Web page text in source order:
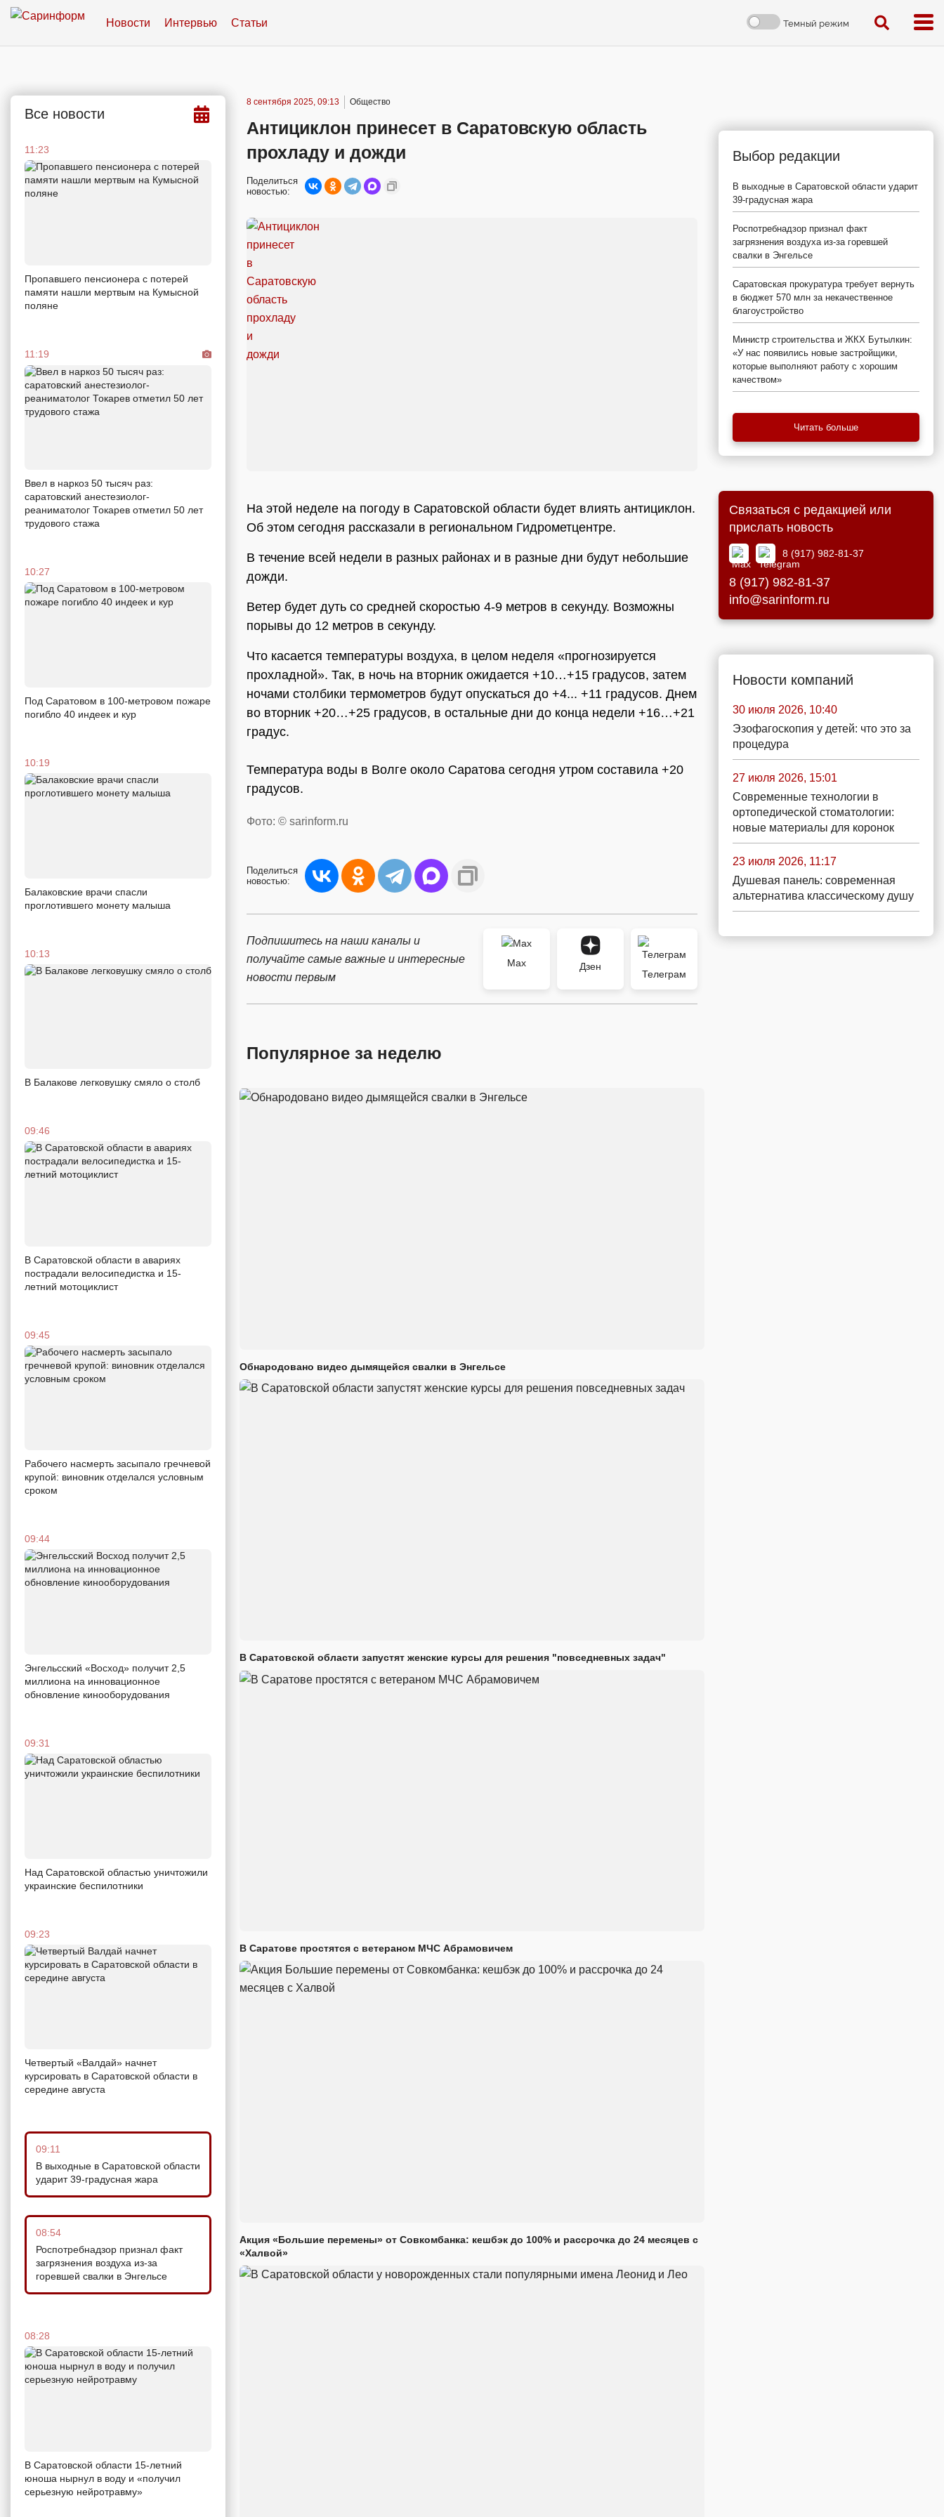
Новости Интервью Статьи Темный режим
Все новости
11:23
Пропавшего пенсионера с потерей
памяти нашли мертвым на Кумысной
поляне
11:19
Ввел в наркоз 50 тысяч раз:
саратовский анестезиолог-
реаниматолог Токарев отметил 50 лет
трудового стажа
10:27
Под Саратовом в 100-метровом пожаре
погибло 40 индеек и кур
10:19
Балаковские врачи спасли
проглотившего монету малыша
10:13
В Балакове легковушку смяло о столб
09:46
В Саратовской области в авариях
пострадали велосипедистка и 15-
летний мотоциклист
09:45
Рабочего насмерть засыпало гречневой
крупой: виновник отделался условным
сроком
09:44
Энгельсский «Восход» получит 2,5
миллиона на инновационное
обновление кинооборудования
09:31
Над Саратовской областью уничтожили
украинские беспилотники
09:23
Четвертый «Валдай» начнет
курсировать в Саратовской области в
середине августа
09:11
В выходные в Саратовской области
ударит 39-градусная жара
08:54
Роспотребнадзор признал факт
загрязнения воздуха из-за
горевшей свалки в Энгельсе
08:28
В Саратовской области 15-летний
юноша нырнул в воду и «получил
серьезную нейротравму»
8 сентября 2025, 09:13 Общество
Антициклон принесет в Саратовскую область
прохладу и дожди
Поделиться
новостью:
На этой неделе на погоду в Саратовской области будет влиять антициклон.
Об этом сегодня рассказали в региональном Гидрометцентре.
В течение всей недели в разных районах и в разные дни будут небольшие
дожди.
Ветер будет дуть со средней скоростью 4-9 метров в секунду. Возможны
порывы до 12 метров в секунду.
Что касается температуры воздуха, в целом неделя «прогнозируется
прохладной». Так, в ночь на вторник ожидается +10…+15 градусов, затем
ночами столбики термометров будут опускаться до +4... +11 градусов. Днем
во вторник +20…+25 градусов, в остальные дни до конца недели +16…+21
градус.
Температура воды в Волге около Саратова сегодня утром составила +20
градусов.
Фото: © sarinform.ru
Поделиться
новостью:
Подпишитесь на наши каналы и
получайте самые важные и интересные
новости первым
Max Дзен
Телеграм
Популярное за неделю
Обнародовано видео дымящейся свалки в Энгельсе
В Саратовской области запустят женские курсы для решения "повседневных задач"
В Саратове простятся с ветераном МЧС Абрамовичем
Акция «Большие перемены» от Совкомбанка: кешбэк до 100% и рассрочка до 24 месяцев с
«Халвой»
Выбор редакции
В выходные в Саратовской области ударит
39-градусная жара
Роспотребнадзор признал факт
загрязнения воздуха из-за горевшей
свалки в Энгельсе
Саратовская прокуратура требует вернуть
в бюджет 570 млн за некачественное
благоустройство
Министр строительства и ЖКХ Бутылкин:
«У нас появились новые застройщики,
которые выполняют работу с хорошим
качеством»
Читать больше
Связаться с редакцией или
прислать новость
8 (917) 982-81-37
8 (917) 982-81-37
info@sarinform.ru
Новости компаний
30 июля 2026, 10:40
Эзофагоскопия у детей: что это за
процедура
27 июля 2026, 15:01
Современные технологии в
ортопедической стоматологии:
новые материалы для коронок
23 июля 2026, 11:17
Душевая панель: современная
альтернатива классическому душу